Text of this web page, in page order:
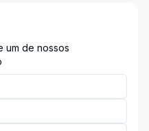
um de nossos